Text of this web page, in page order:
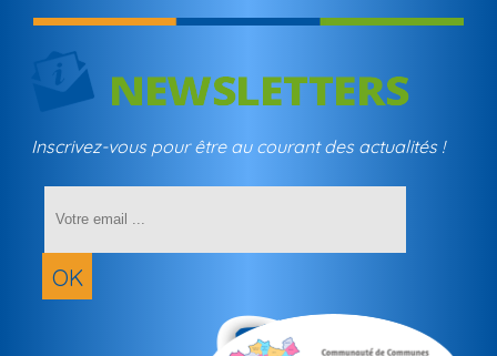
Inscrivez-vous pour être au courant des actualités !
OK